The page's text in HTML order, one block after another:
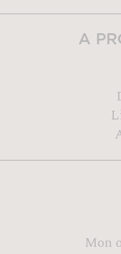
A
Mon